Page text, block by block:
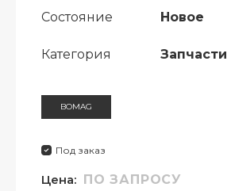
Состояние Новое
Категория Запчасти
BOMAG
Под заказ
Цена: ПО ЗАПРОСУ